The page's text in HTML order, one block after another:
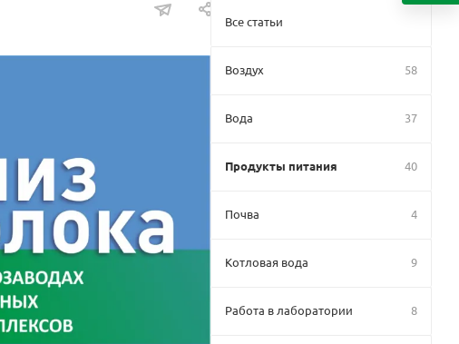
Все статьи
Воздух 58
Вода 37
Продукты питания 40
Почва 4
Котловая вода 9
Работа в лаборатории 8